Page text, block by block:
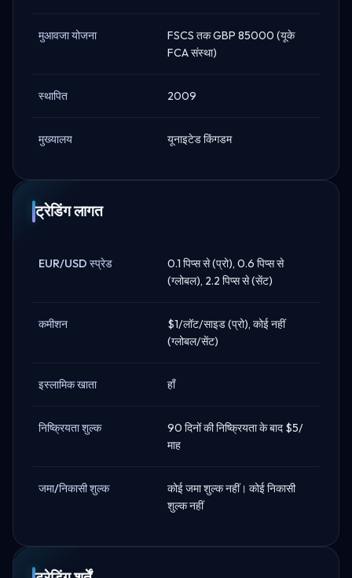
मुआवजा योजना
FSCS तक GBP 85000 (यूके
FCA संस्था)
स्थापित 2009
मुख्यालय यूनाइटेड किंगडम
ट्रेडिंग लागत
EUR/USD स्प्रेड
0.1 पिप्स से (प्रो), 0.6 पिप्स से
(ग्लोबल), 2.2 पिप्स से (सेंट)
कमीशन
$1/लॉट/साइड (प्रो), कोई नहीं
(ग्लोबल/सेंट)
इस्लामिक खाता हाँ
निष्क्रियता शुल्क
90 दिनों की निष्क्रियता के बाद $5/
माह
जमा/निकासी शुल्क
कोई जमा शुल्क नहीं। कोई निकासी
शुल्क नहीं